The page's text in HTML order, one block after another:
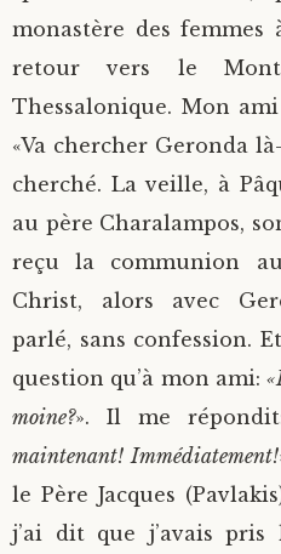
monastère des femmes
retour vers le
Thessalonique. Mon
«Va chercher Geronda
cherché. La veille, à
au père Charalampos,
reçu la communion
Christ, alors avec
parlé, sans confession.
question qu’à mon ami:
moine?». Il me
maintenant! Immédiatement!
le Père Jacques
j’ai dit que j’avais